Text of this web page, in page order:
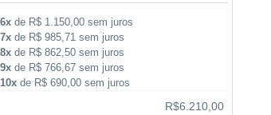
6xde R$ 1.150,00 sem juros
7xde R$ 985,71 sem juros
8xde R$ 862,50 sem juros
9xde R$ 766,67 sem juros
10xde R$ 690,00 sem juros
R$6.210,00